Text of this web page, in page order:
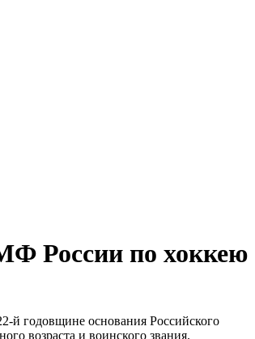
России по хоккею
й годовщине основания Российского
возраста и воинского звания.